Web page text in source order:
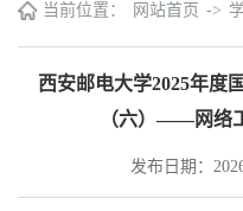
当前位置： 网站首页 ->
西安邮电大学2025年度
（六）——网络
发布日期：